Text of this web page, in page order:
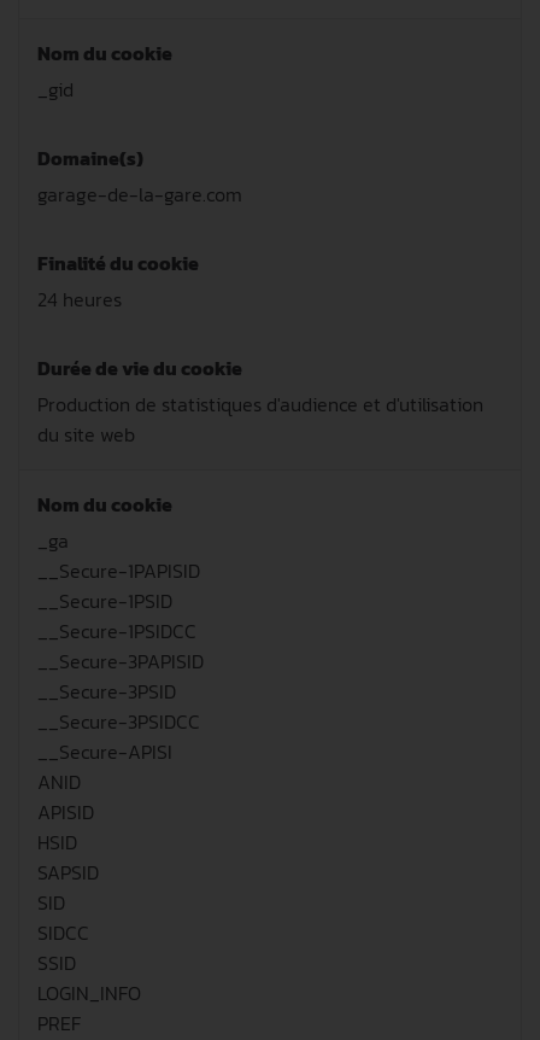
Nom du cookie
_gid
Domaine(s)
garage-de-la-gare.com
Finalité du cookie
24 heures
Durée de vie du cookie
Production de statistiques d'audience et d'utilisation
du site web
Nom du cookie
_ga
__Secure-1PAPISID
__Secure-1PSID
__Secure-1PSIDCC
__Secure-3PAPISID
__Secure-3PSID
__Secure-3PSIDCC
__Secure-APISI
ANID
APISID
HSID
SAPSID
SID
SIDCC
SSID
LOGIN_INFO
PREF